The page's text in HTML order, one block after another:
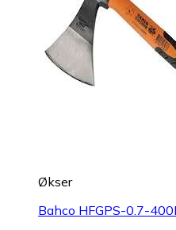
Økser
Bahco HFGPS-0.7-